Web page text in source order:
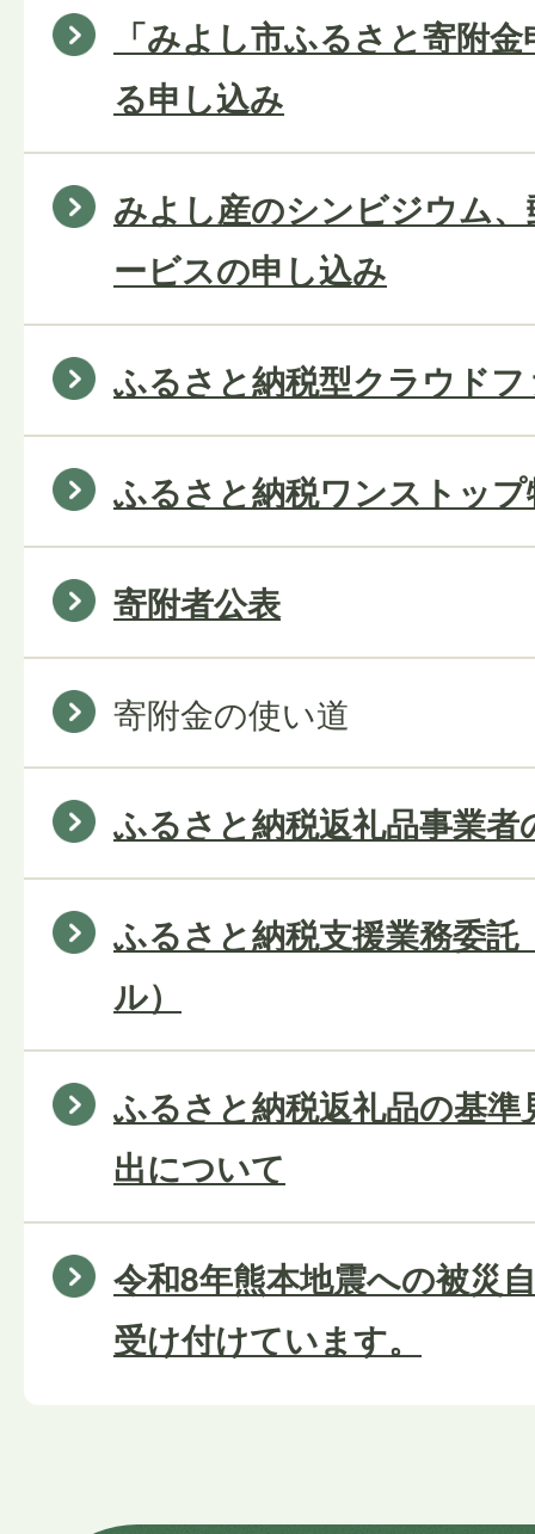
「みよし市ふるさと寄附
る申し込み
みよし産のシンビジウム
ービスの申し込み
ふるさと納税型クラウド
ふるさと納税ワンストッ
寄附者公表
寄附金の使い道
ふるさと納税返礼品事業者
ふるさと納税支援業務委
ル）
ふるさと納税返礼品の基
出について
令和8年熊本地震への被災
受け付けています。